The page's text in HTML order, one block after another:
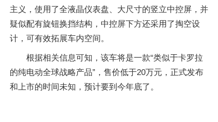
主义，使用了全液晶仪表盘、大尺寸的竖立中控屏，并
疑似配有旋钮换挡结构，中控屏下方还采用了掏空设
计，可有效拓展车内空间。
根据相关信息可知，该车将是一款“类似于卡罗拉
的纯电动全球战略产品”，售价低于20万元，正式发布
和上市的时间未知，预计要到今年底了。